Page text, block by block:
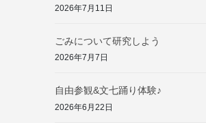
2026年7月11日
ごみについて研究しよう
2026年7月7日
自由参観&文七踊り体験♪
2026年6月22日